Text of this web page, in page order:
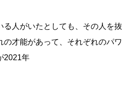
る人がいたとしても、その人を抜
の才能があって、それぞれのパワ
2021年